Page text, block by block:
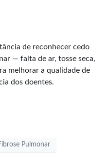
de reconhecer cedo
— falta de ar, tosse seca,
melhorar a qualidade de
dos doentes.
Pulmonar